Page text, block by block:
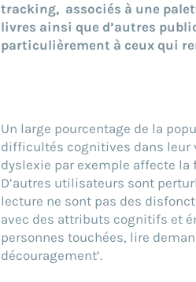
tracking, associés à une
livres ainsi que d’autres
particulièrement à ceux qui
Un large pourcentage de la
difficultés cognitives dans leur
dyslexie par exemple affecte la
D’autres utilisateurs sont
lecture ne sont pas des
avec des attributs cognitifs et
personnes touchées, lire
découragement’.